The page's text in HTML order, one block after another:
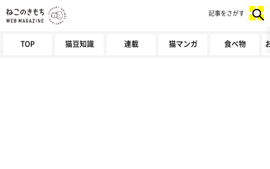
TOP 猫豆知識 連載 猫マンガ 食べ物
記事をさがす